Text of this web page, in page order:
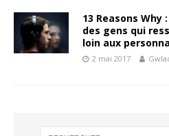
13 Reasons Why
des gens qui
loin aux
2 mai 2017